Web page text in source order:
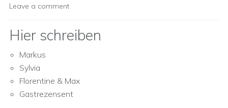
Leave a comment
Hier schreiben
Markus
Sylvia
Florentine & Max
Gastrezensent